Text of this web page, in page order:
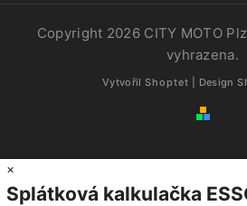
Copyright 2026 CITY MOTO
vyhrazena.
Vytvořil Shoptet | Design
×
Splátková kalkulačka